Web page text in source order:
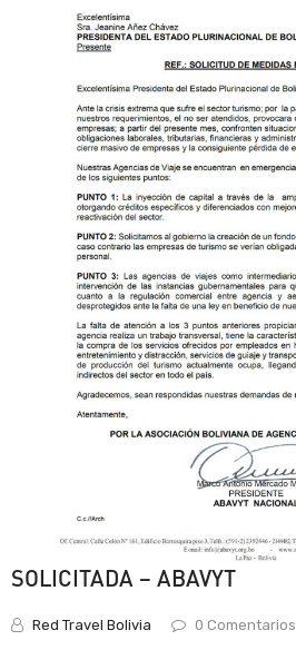
SOLICITADA – ABAVYT
Red Travel Bolivia 0 Comentarios